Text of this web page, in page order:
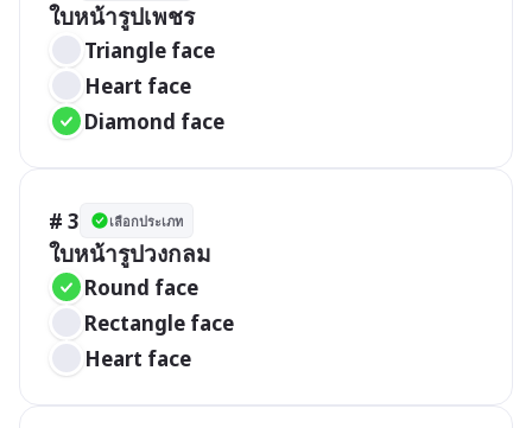
ใบหน้ารูปเพชร
Triangle face
Heart face
Diamond face
# 3 เลือกประเภท
ใบหน้ารูปวงกลม
Round face
Rectangle face
Heart face